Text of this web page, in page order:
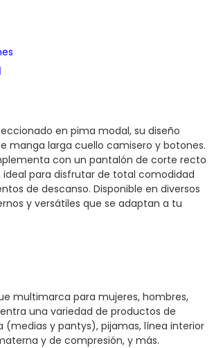
opciones
se
pueden
elegir
en
la
en pima modal, su diseño
manga larga cuello camisero y botones.
con un pantalón de corte recto
ideal para disfrutar de total comodidad
de descanso. Disponible en diversos
y versátiles que se adaptan a tu
multimarca para mujeres, hombres,
una variedad de productos de
(medias y pantys), pijamas, línea interior
y de compresión, y más.